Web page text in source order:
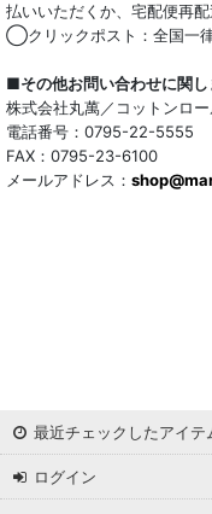
払いいただくか、宅配便再
◯クリックポスト：全国一
■その他お問い合わせに関し
株式会社丸萬／コットンロ
電話番号：0795-22-5555
FAX：0795-23-6100
メールアドレス：
最近チェックしたアイテ
ログイン